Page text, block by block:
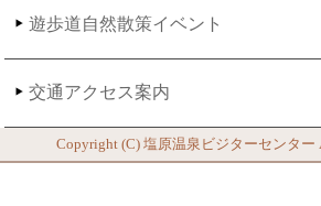
遊歩道自然散策イベント
交通アクセス案内
Copyright (C)塩原温泉ビジターセンター